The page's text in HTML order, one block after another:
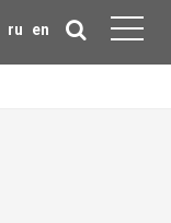
ru en